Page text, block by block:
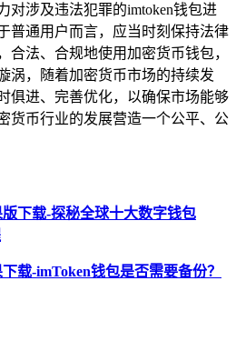
对涉及违法犯罪的imtoken钱包进
普通用户而言，应当时刻保持法律
合法、合规地使用加密货币钱包，
涡，随着加密货币市场的持续发
俱进、完善优化，以确保市场能够
货币行业的发展营造一个公平、公
下载-探秘全球十大数字钱包
载-imToken钱包是否需要备份？